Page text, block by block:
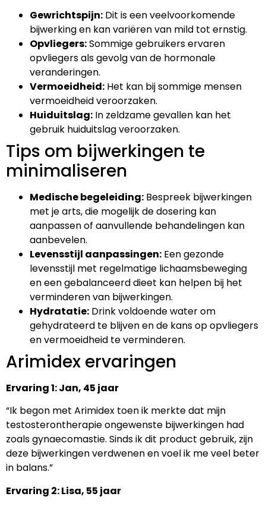
Gewrichtspijn: Dit is een veelvoorkomende
bijwerking en kan variëren van mild tot ernstig.
Opvliegers:Sommige gebruikers ervaren
opvliegers als gevolg van de hormonale
veranderingen.
Vermoeidheid: Het kan bij sommige mensen
vermoeidheid veroorzaken.
Huiduitslag: In zeldzame gevallen kan het
gebruik huiduitslag veroorzaken.
Tips om bijwerkingen te
minimaliseren
Medische begeleiding: Bespreek bijwerkingen
met je arts, die mogelijk de dosering kan
aanpassen of aanvullende behandelingen kan
aanbevelen.
Levensstijl aanpassingen: Een gezonde
levensstijl met regelmatige lichaamsbeweging
en een gebalanceerd dieet kan helpen bij het
verminderen van bijwerkingen.
Hydratatie: Drink voldoende water om
gehydrateerd te blijven en de kans op opvliegers
en vermoeidheid te verminderen.
Arimidex ervaringen
Ervaring 1: Jan, 45 jaar
“Ik begon met Arimidex toen ik merkte dat mijn
testosterontherapie ongewenste bijwerkingen had
zoals gynaecomastie. Sinds ik dit product gebruik, zijn
deze bijwerkingen verdwenen en voel ik me veel beter
in balans.”
Ervaring 2: Lisa, 55 jaar